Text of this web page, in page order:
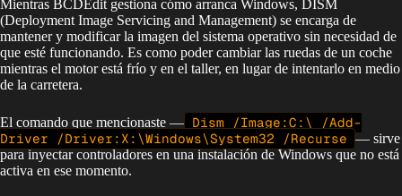
Mientras BCDEdit gestiona cómo arranca Windows, DISM
(Deployment Image Servicing and Management) se encarga de
mantener y modificar la imagen del sistema operativo sin necesidad de
que esté funcionando. Es como poder cambiar las ruedas de un coche
mientras el motor está frío y en el taller, en lugar de intentarlo en medio
de la carretera.
El comando que mencionaste — Dism /Image:C:\ /Add-
Driver /Driver:X:\Windows\System32 /Recurse — sirve
para inyectar controladores en una instalación de Windows que no está
activa en ese momento.